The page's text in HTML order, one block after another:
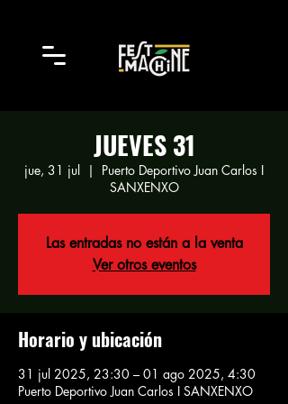
JUEVES 31
jue, 31 jul
  |
Puerto Deportivo Juan Carlos I
SANXENXO
Las entradas no están a la venta
Ver otros eventos
Horario y ubicación
31 jul 2025, 23:30 – 01 ago 2025, 4:30
Puerto Deportivo Juan Carlos I SANXENXO